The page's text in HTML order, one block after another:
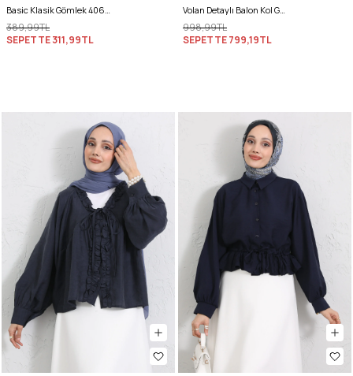
Basic Klasik Gömlek 4062 - SİYAH
389,99TL
SEPETTE311,99TL
Volan Detaylı Balon Kol Gömlek Y0095 - BEJ
998,99TL
SEPETTE799,19TL